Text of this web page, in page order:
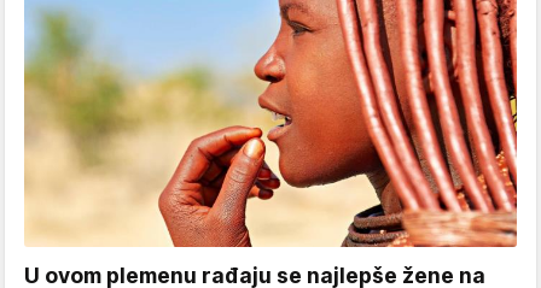
U ovom plemenu rađaju se najlepše žene na